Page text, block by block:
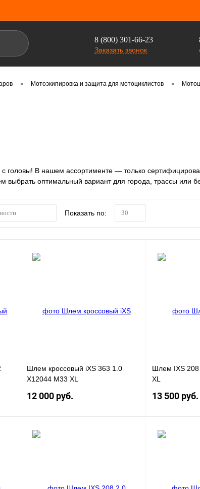
8 (800) 301-66-23
Заказать звонок
• Мотоэкипировка и защита для мотоциклистов •
с головы! В нашем ассортименте — только
выбрать оптимальный вариант для города, трассы или
Показать по: 30
Шлем кроссовый iXS 363 1.0
X12044 M33 XL
12 000 руб.
Шлем IXS 208
XL
13 500 руб.